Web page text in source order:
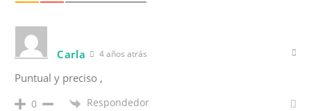
Carla 4 años atrás
Puntual y preciso ,
0 Respondedor